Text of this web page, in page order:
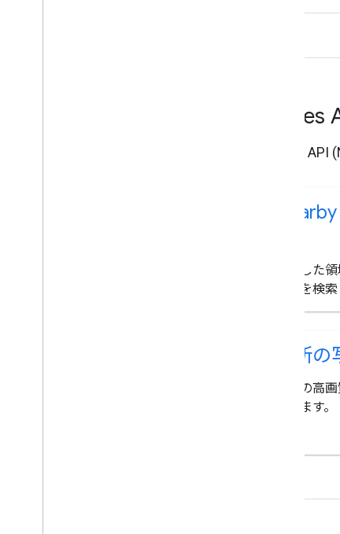
Places API
指定した
イプを検索
場所
場所の高
加します。